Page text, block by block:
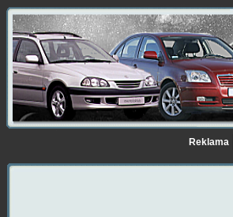
Reklama